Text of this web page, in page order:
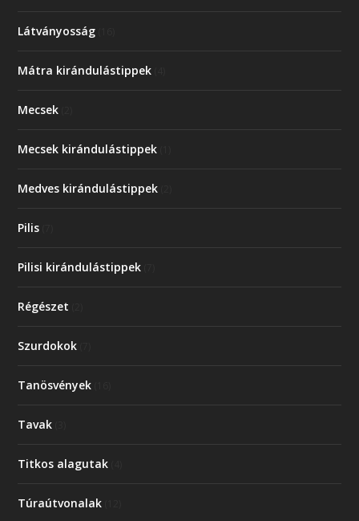
Látványosság
Mátra kirándulástippek
Mecsek
Mecsek kirándulástippek
Medves kirándulástippek
Pilis
Pilisi kirándulástippek
Régészet
Szurdokok
Tanösvények
Tavak
Titkos alagutak
Túraútvonalak